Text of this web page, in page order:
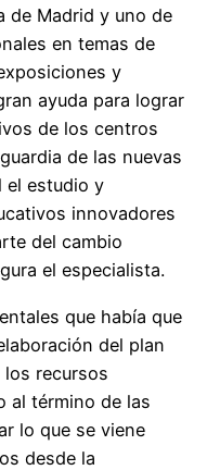
de Madrid y uno de
en temas de
y
ayuda para lograr
de los centros
de las nuevas
el estudio y
innovadores
del cambio
el especialista.
que había que
del plan
recursos
al término de las
lo que se viene
desde la